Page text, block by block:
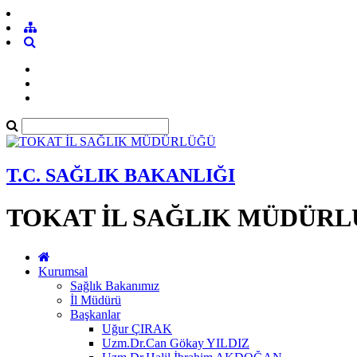
T.C. SAĞLIK BAKANLIĞI
TOKAT İL SAĞLIK
Kurumsal
Sağlık Bakanımız
İl Müdürü
Başkanlar
Uğur ÇIRAK
Uzm.Dr.Can Gökay YILDIZ